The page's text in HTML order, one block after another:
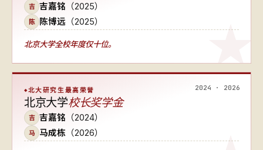
吉 吉嘉铭 （2025）
陈 陈博远 （2025）
北京大学全校年度仅十位。
2024 · 2026
北大研究生最高荣誉
北京大学校长奖学金
吉 吉嘉铭 （2024）
马 马成栋 （2026）